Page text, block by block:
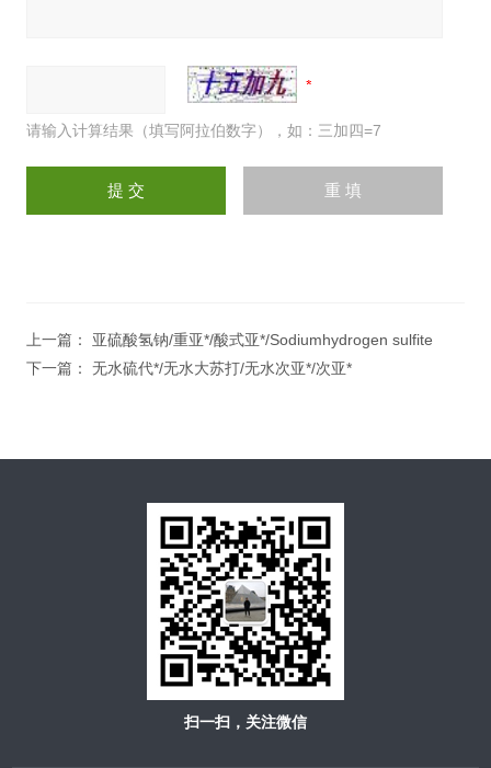
请输入计算结果（填写阿拉伯数字），如：三加四=7
上一篇： 亚硫酸氢钠/重亚*/酸式亚*/Sodiumhydrogen sulfite
下一篇： 无水硫代*/无水大苏打/无水次亚*/次亚*
扫一扫，关注微信